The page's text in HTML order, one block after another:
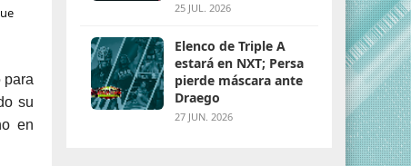
para
su
en
25 JUL. 2026
Elenco de Triple A
estará en NXT; Persa
pierde máscara ante
Draego
27 JUN. 2026